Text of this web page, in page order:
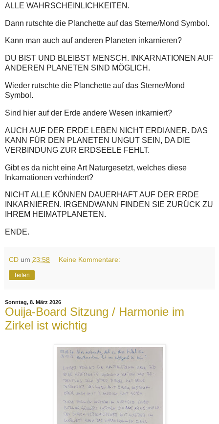
ALLE WAHRSCHEINLICHKEITEN.
Dann rutschte die Planchette auf das Sterne/Mond Symbol.
Kann man auch auf anderen Planeten inkarnieren?
DU BIST UND BLEIBST MENSCH. INKARNATIONEN AUF
ANDEREN PLANETEN SIND MÖGLICH.
Wieder rutschte die Planchette auf das Sterne/Mond
Symbol.
Sind hier auf der Erde andere Wesen inkarniert?
AUCH AUF DER ERDE LEBEN NICHT ERDIANER. DAS
KANN FÜR DEN PLANETEN UNGUT SEIN, DA DIE
VERBINDUNG ZUR ERDSEELE FEHLT.
Gibt es da nicht eine Art Naturgesetzt, welches diese
Inkarnationen verhindert?
NICHT ALLE KÖNNEN DAUERHAFT AUF DER ERDE
INKARNIEREN. IRGENDWANN FINDEN SIE ZURÜCK ZU
IHREM HEIMATPLANETEN.
ENDE.
CD um 23:58 Keine Kommentare:
Teilen
Sonntag, 8. März 2026
Ouija-Board Sitzung / Harmonie im
Zirkel ist wichtig